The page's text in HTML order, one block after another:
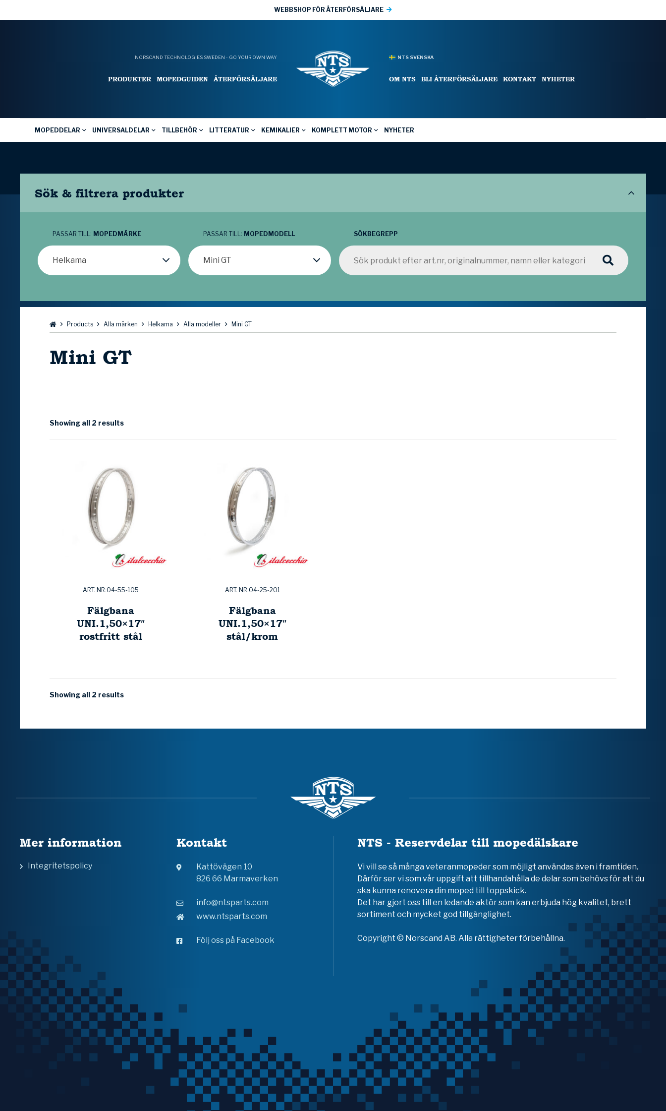
WEBBSHOP FÖR ÅTERFÖRSÄLJARE
NORSCAND TECHNOLOGIES SWEDEN - GO YOUR OWN WAY
PRODUKTER MOPEDGUIDEN ÅTERFÖRSÄLJARE
NTS SVENSKA
OM NTS BLI ÅTERFÖRSÄLJARE KONTAKT NYHETER
MOPEDDELAR UNIVERSALDELAR TILLBEHÖR LITTERATUR KEMIKALIER KOMPLETT MOTOR NYHETER
Sök & filtrera produkter
PASSAR TILL: MOPEDMÄRKE
Helkama
PASSAR TILL: MOPEDMODELL
Mini GT
SÖKBEGREPP
Bläddra:Products Alla märken Helkama Alla modeller Mini GT
Mini GT
Showing all 2 results
ART. NR:04-55-105
Fälgbana
UNI.1,50×17″
rostfritt stål
ART. NR:04-25-201
Fälgbana
UNI.1,50×17″
stål/krom
Showing all 2 results
Mer information
Integritetspolicy
Kontakt
Kattövägen 10
826 66 Marmaverken
info@ntsparts.com
www.ntsparts.com
Följ oss på Facebook
NTS - Reservdelar till mopedälskare
Vi vill se så många veteranmopeder som möjligt användas även i framtiden.
Därför ser vi som vår uppgift att tillhandahålla de delar som behövs för att du
ska kunna renovera din moped till toppskick.
Det har gjort oss till en ledande aktör som kan erbjuda hög kvalitet, brett
sortiment och mycket god tillgänglighet.
Copyright © Norscand AB. Alla rättigheter förbehållna.